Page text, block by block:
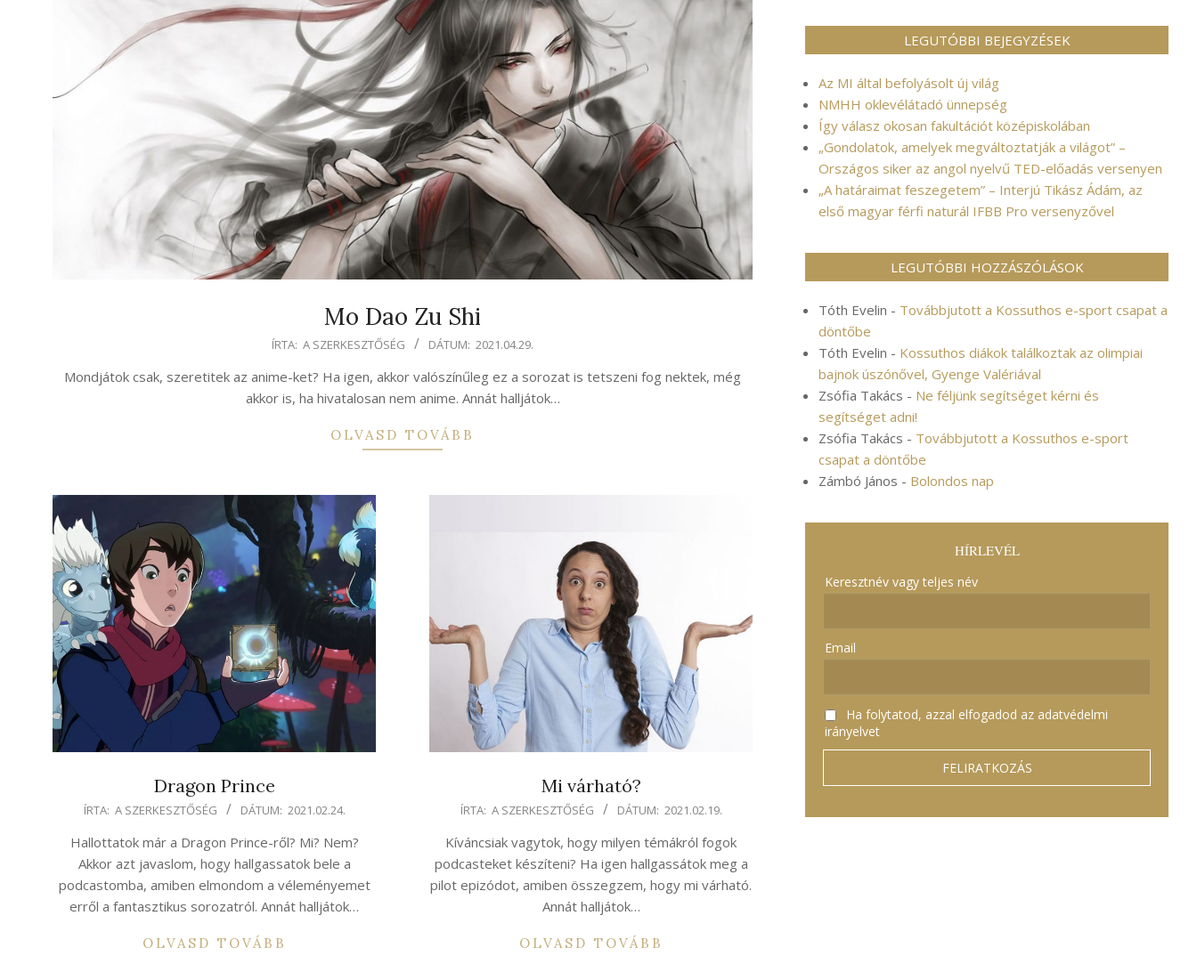
Mo Dao Zu Shi
29
ÍRTA: A SZERKESZTŐSÉG DÁTUM: 2021.04.29.
Mondjátok csak, szeretitek az anime-ket? Ha igen, akkor valószínűleg ez a sorozat is tetszeni fog nektek, még
akkor is, ha hivatalosan nem anime. Annát halljátok…
OLVASD TOVÁBB
Dragon Prince
2021-ÍRTA: A SZERKESZTŐSÉG DÁTUM: 2021.02.24.
Hallottatok már a Dragon Prince-ről? Mi? Nem?
Akkor azt javaslom, hogy hallgassatok bele a
podcastomba, amiben elmondom a véleményemet
erről a fantasztikus sorozatról. Annát halljátok…
OLVASD TOVÁBB
Mi várható?
2021-ÍRTA: A SZERKESZTŐSÉG DÁTUM: 2021.02.19.
Kíváncsiak vagytok, hogy milyen témákról fogok
podcasteket készíteni? Ha igen hallgassátok meg a
pilot epizódot, amiben összegzem, hogy mi várható.
Annát halljátok…
OLVASD TOVÁBB
LEGUTÓBBI BEJEGYZÉSEK
Az MI által befolyásolt új világ
NMHH oklevélátadó ünnepség
Így válasz okosan fakultációt középiskolában
„Gondolatok, amelyek megváltoztatják a világot” –
Országos siker az angol nyelvű TED-előadás versenyen
„A határaimat feszegetem” – Interjú Tikász Ádám, az
első magyar férfi naturál IFBB Pro versenyzővel
LEGUTÓBBI HOZZÁSZÓLÁSOK
Tóth Evelin - Továbbjutott a Kossuthos e-sport csapat a
döntőbe
Tóth Evelin - Kossuthos diákok találkoztak az olimpiai
bajnok úszónővel, Gyenge Valériával
Zsófia Takács - Ne féljünk segítséget kérni és
segítséget adni!
Zsófia Takács - Továbbjutott a Kossuthos e-sport
csapat a döntőbe
Zámbó János - Bolondos nap
HÍRLEVÉL
Keresztnév vagy teljes név
Email
Ha folytatod, azzal elfogadod az adatvédelmi
irányelvet